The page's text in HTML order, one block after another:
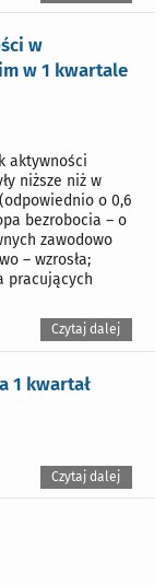
w
w 1 kwartale
aktywności
niższe niż w
o 0,6
bezrobocia – o
zawodowo
– wzrosła;
pracujących
Czytaj dalej
1 kwartał
Czytaj dalej